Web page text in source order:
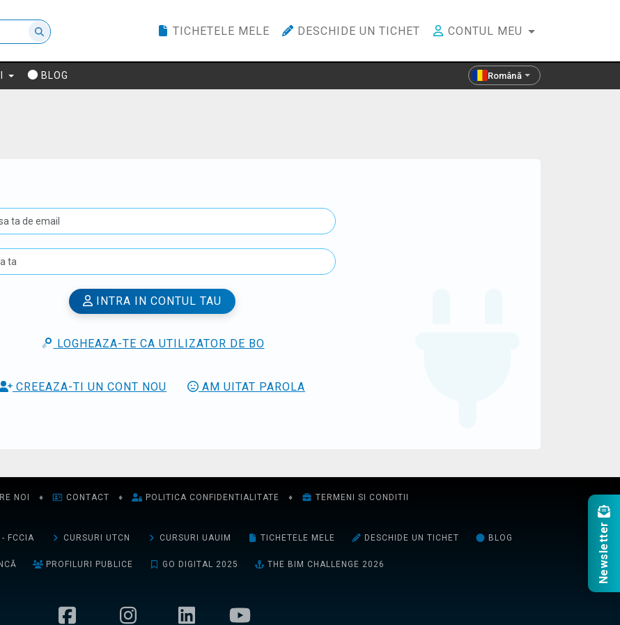
TICHETELE MELE DESCHIDE UN TICHET CONTUL MEU
BLOG Română
INTRA IN CONTUL TAU
LOGHEAZA-TE CA UTILIZATOR DE BO
CREEAZA-TI UN CONT NOU AM UITAT PAROLA
NOI ♦ CONTACT ♦ POLITICA CONFIDENTIALITATE ♦ TERMENI SI CONDITII
FCCIA CURSURI UTCN CURSURI UAUIM TICHETELE MELE DESCHIDE UN TICHET BLOG
PROFILURI PUBLICE GO DIGITAL 2025 THE BIM CHALLENGE 2026 Newsletter